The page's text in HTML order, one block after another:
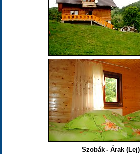
Szobák - Árak (Lej)